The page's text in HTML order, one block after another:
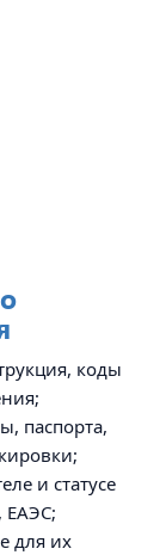
коды
паспорта,
и статусе
ЕАЭС;
для их